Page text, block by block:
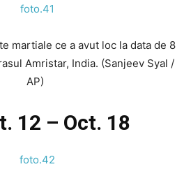
martiale ce a avut loc la data de 8
Amristar, India. (Sanjeev Syal /
AP)
12 – Oct. 18